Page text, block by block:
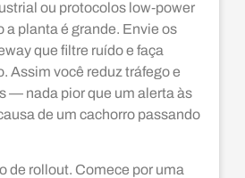
ou protocolos low‑power
a planta é grande. Envie os
que filtre ruído e faça
Assim você reduz tráfego e
— nada pior que um alerta às
de um cachorro passando
de rollout. Comece por uma